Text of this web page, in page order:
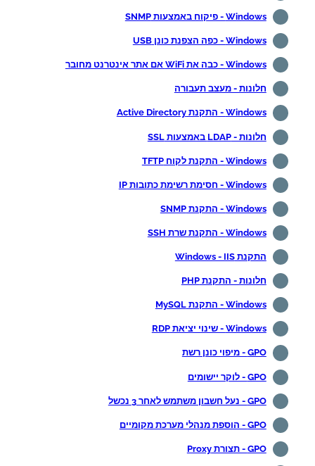
Windows - פיקוח באמצעות SNMP
Windows - כפה הצפנת כונן USB
Windows - כבה את WiFi אם אתר אינטרנט מחובר
חלונות - מעצב תעבורה
Windows - התקנת Active Directory
חלונות - LDAP באמצעות SSL
Windows - התקנת לקוח TFTP
Windows - חסימת רשימת כתובות IP
Windows - התקנת SNMP
Windows - התקנת שרת SSH
התקנת Windows - IIS
חלונות - התקנת PHP
Windows - התקנת MySQL
Windows - שינוי יציאת RDP
GPO - מיפוי כונן רשת
GPO - לוקר יישומים
GPO - נעל חשבון משתמש לאחר 3 נכשל
GPO - הוספת מנהלי מערכת מקומיים
GPO - תצורת Proxy